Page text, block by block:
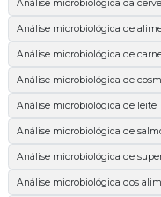
Análise microbiológica da
Análise microbiológica de
Análise microbiológica de
Análise microbiológica de
Análise microbiológica de leite
Análise microbiológica de
Análise microbiológica de
Análise microbiológica dos